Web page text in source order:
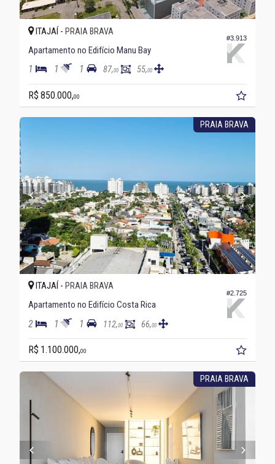
#3.913
ITAJAÍ - PRAIA BRAVA
Apartamento no Edifício Manu Bay
1 1 1 87,00 55,00
R$ 850.000,00
PRAIA BRAVA
#2.725
ITAJAÍ - PRAIA BRAVA
Apartamento no Edifício Costa Rica
2 1 1 112,00 66,00
R$ 1.100.000,00
PRAIA BRAVA